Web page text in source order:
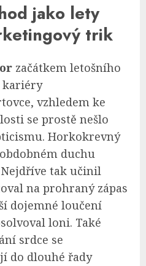
jako lety
trik
začátkem letošního
kariéry
vzhledem ke
se prostě nešlo
Horkokrevný
duchu
tak učinil
na prohraný zápas
dojemné loučení
loni. Také
srdce se
do dlouhé řady